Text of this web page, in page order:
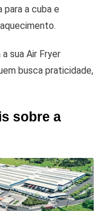
para a cuba e
sua Air Fryer
busca praticidade,
sobre a